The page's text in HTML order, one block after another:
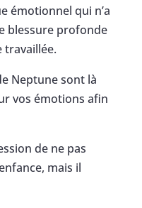
émotionnel qui n’a
blessure profonde
travaillée.
Neptune sont là
vos émotions afin
de ne pas
mais il